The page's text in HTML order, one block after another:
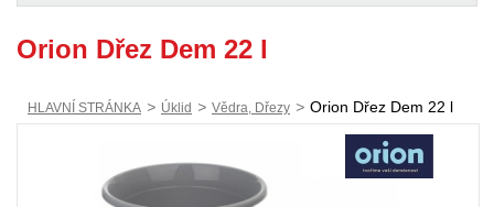
Orion Dřez Dem 22 l
HLAVNÍ STRÁNKA > Úklid > Vědra, Dřezy > Orion Dřez Dem 22 l